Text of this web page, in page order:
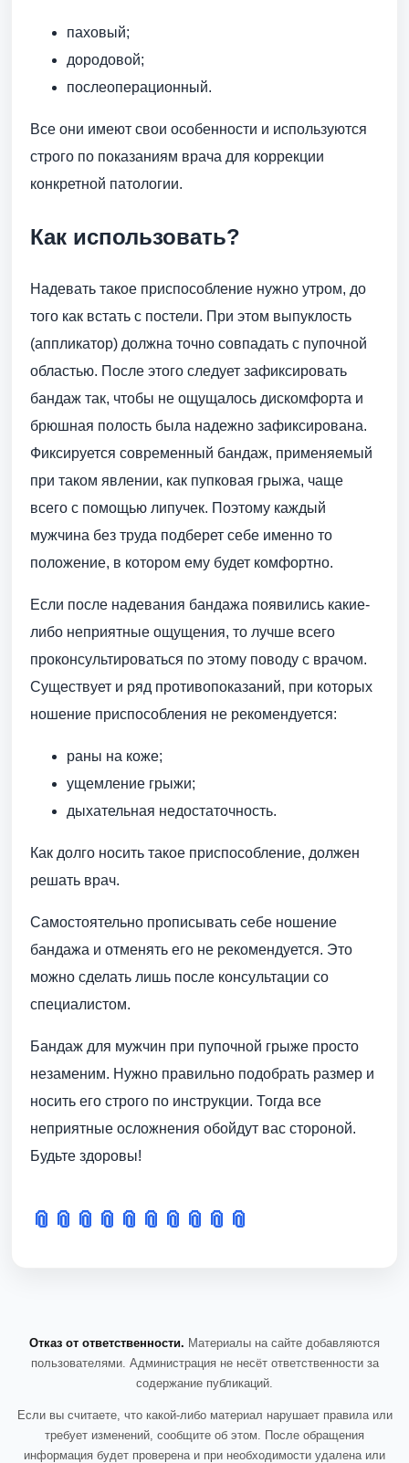
паховый;
дородовой;
послеоперационный.
Все они имеют свои особенности и используются
строго по показаниям врача для коррекции
конкретной патологии.
Как использовать?
Надевать такое приспособление нужно утром, до
того как встать с постели. При этом выпуклость
(аппликатор) должна точно совпадать с пупочной
областью. После этого следует зафиксировать
бандаж так, чтобы не ощущалось дискомфорта и
брюшная полость была надежно зафиксирована.
Фиксируется современный бандаж, применяемый
при таком явлении, как пупковая грыжа, чаще
всего с помощью липучек. Поэтому каждый
мужчина без труда подберет себе именно то
положение, в котором ему будет комфортно.
Если после надевания бандажа появились какие-
либо неприятные ощущения, то лучше всего
проконсультироваться по этому поводу с врачом.
Существует и ряд противопоказаний, при которых
ношение приспособления не рекомендуется:
раны на коже;
ущемление грыжи;
дыхательная недостаточность.
Как долго носить такое приспособление, должен
решать врач.
Самостоятельно прописывать себе ношение
бандажа и отменять его не рекомендуется. Это
можно сделать лишь после консультации со
специалистом.
Бандаж для мужчин при пупочной грыже просто
незаменим. Нужно правильно подобрать размер и
носить его строго по инструкции. Тогда все
неприятные осложнения обойдут вас стороной.
Будьте здоровы!
📎 📎 📎 📎 📎 📎 📎 📎 📎 📎
Отказ от ответственности. Материалы на сайте добавляются
пользователями. Администрация не несёт ответственности за
содержание публикаций.
Если вы считаете, что какой-либо материал нарушает правила или
требует изменений, сообщите об этом. После обращения
информация будет проверена и при необходимости удалена или